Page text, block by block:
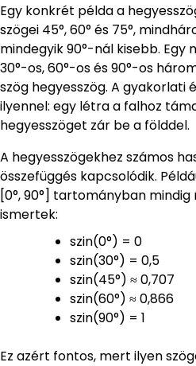
Egy konkrét példa a
szögei 45°, 60° és 75°,
mindegyik 90°-nál kisebb. Egy
30°-os, 60°-os és 90°-os
szög hegyesszög. A gyakorlati
ilyennel: egy létra a falhoz
hegyesszöget zár be a földdel.
A hegyesszögekhez számos
összefüggés kapcsolódik.
[0°, 90°] tartományban
ismertek:
szin(0°) = 0
szin(30°) = 0,5
szin(45°) ≈ 0,707
szin(60°) ≈ 0,866
szin(90°) = 1
Ez azért fontos, mert ilyen